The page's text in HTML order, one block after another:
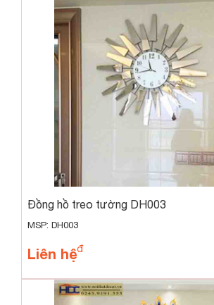
Đồng hồ treo tường DH003
MSP: DH003
Liên hệ